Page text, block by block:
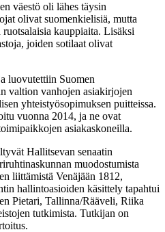
väestö oli lähes täysin
olivat suomenkielisiä, mutta
ruotsalaisia kauppiaita. Lisäksi
joiden sotilaat olivat
luovutettiin Suomen
valtion vanhojen asiakirjojen
yhteistyösopimuksen puitteissa.
vuonna 2014, ja ne ovat
asiakaskoneilla.
Hallitsevan senaatin
muodostumista
liittämistä Venäjään 1812,
hallintoasioiden käsittely tapahtui
Pietari, Tallinna/Rääveli, Riika
tutkimista. Tutkijan on